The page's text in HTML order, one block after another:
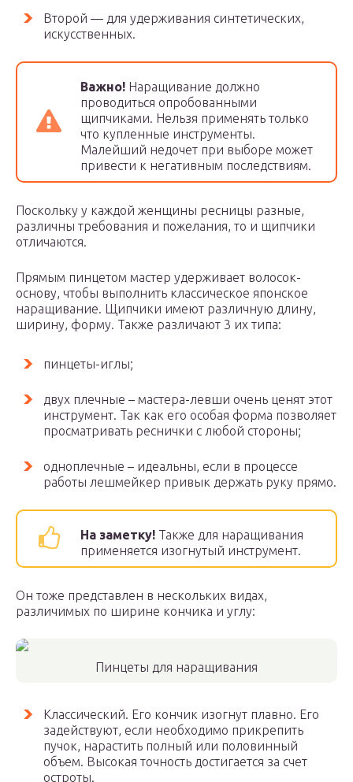
Второй — для удерживания синтетических,
искусственных.
Важно! Наращивание должно
проводиться опробованными
щипчиками. Нельзя применять только
что купленные инструменты.
Малейший недочет при выборе может
привести к негативным последствиям.
Поскольку у каждой женщины ресницы разные,
различны требования и пожелания, то и щипчики
отличаются.
Прямым пинцетом мастер удерживает волосок-
основу, чтобы выполнить классическое японское
наращивание. Щипчики имеют различную длину,
ширину, форму. Также различают 3 их типа:
пинцеты-иглы;
двух плечные – мастера-левши очень ценят этот
инструмент. Так как его особая форма позволяет
просматривать реснички с любой стороны;
одноплечные – идеальны, если в процессе
работы лешмейкер привык держать руку прямо.
На заметку! Также для наращивания
применяется изогнутый инструмент.
Он тоже представлен в нескольких видах,
различимых по ширине кончика и углу:
Пинцеты для наращивания
Классический. Его кончик изогнут плавно. Его
задействуют, если необходимо прикрепить
пучок, нарастить полный или половинный
объем. Высокая точность достигается за счет
остроты.